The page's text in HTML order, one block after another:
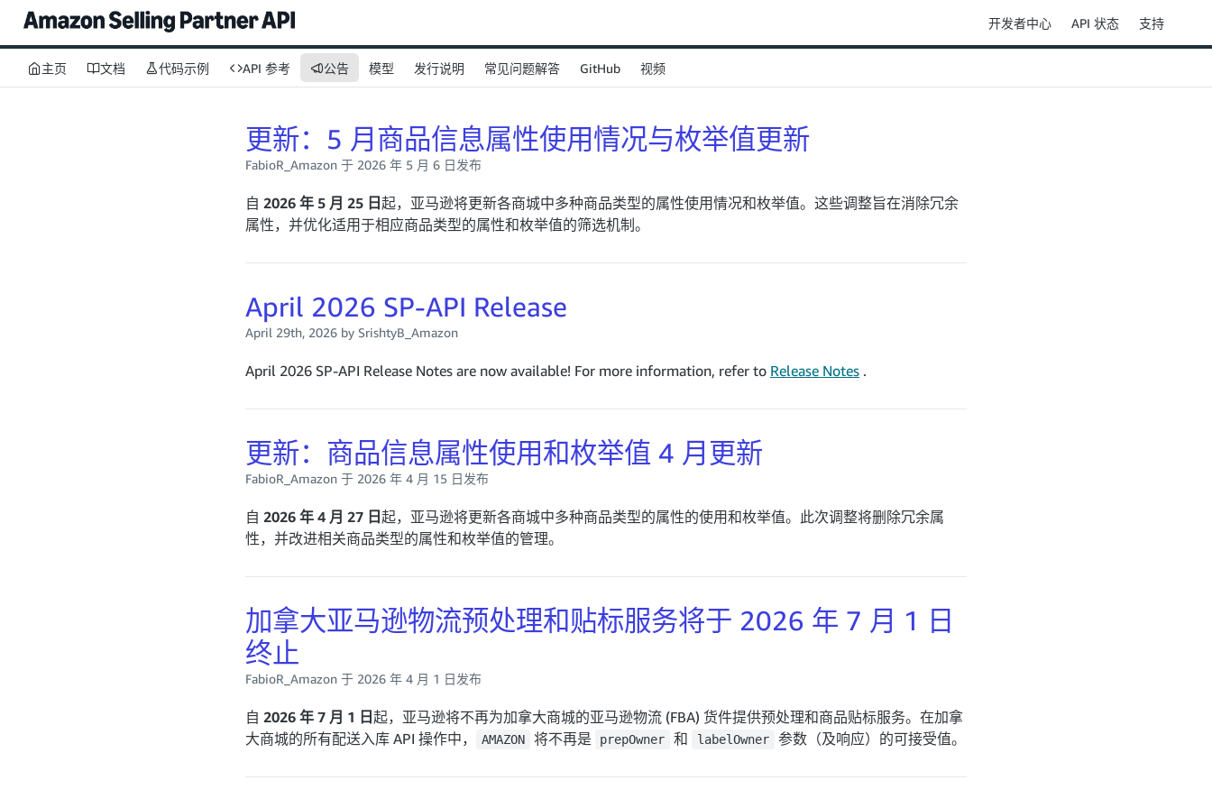
开发者中心 API 状态 支持
主页 文档 代码示例 API 参考 公告 模型 发行说明 常见问题解答 GitHub 视频
更新：5 月商品信息属性使用情况与枚举值更新
FabioR_Amazon 于 2026 年 5 月 6 日发布
自 2026 年 5 月 25 日 起，亚马逊将更新各商城中多种商品类型的属性使用情况和枚举值。这些调整旨在消除冗余
属性，并优化适用于相应商品类型的属性和枚举值的筛选机制。
April 2026 SP-API Release
April 29th, 2026 by SrishtyB_Amazon
April 2026 SP-API Release Notes are now available! For more information, refer to Release Notes .
更新：商品信息属性使用和枚举值 4 月更新
FabioR_Amazon 于 2026 年 4 月 15 日发布
自 2026 年 4 月 27 日 起，亚马逊将更新各商城中多种商品类型的属性的使用和枚举值。此次调整将删除冗余属
性，并改进相关商品类型的属性和枚举值的管理。
加拿大亚马逊物流预处理和贴标服务将于 2026 年 7 月 1 日
终止
FabioR_Amazon 于 2026 年 4 月 1 日发布
自 2026 年 7 月 1 日 起，亚马逊将不再为加拿大商城的亚马逊物流 (FBA) 货件提供预处理和商品贴标服务。在加拿
大商城的所有配送入库 API 操作中，
AMAZON 将不再是 prepOwner 和 labelOwner 参数（及响应）的可接受值。